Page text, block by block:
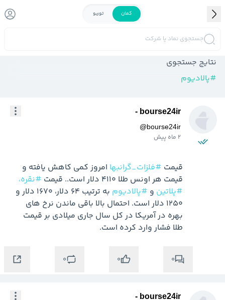
کمان توربو
جستجوی نماد یا شرکت
نتایج جستجوی
#پالادیوم
bourse24ir -
@bourse24ir
2 ماه پیش
قیمت #فلزات_گرانبها
قیمت هر اونس طلا 4110 دلار است.. قیمت
#نقره،
#پلاتین و #پالادیوم
طلا فشار وارد کرده است.
0
0
0
bourse24ir -